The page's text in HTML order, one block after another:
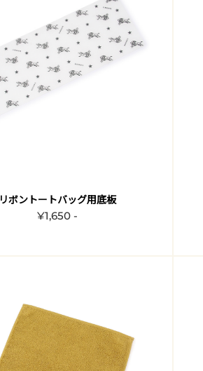
リボントートバッグ用底板
¥1,650 -